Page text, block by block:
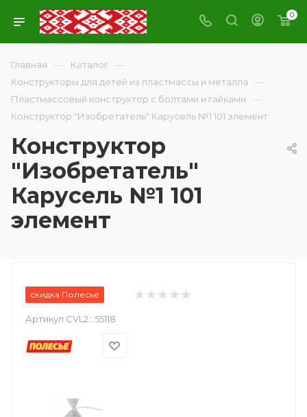
0
Главная — Каталог —
Конструкторы для детей из пластмассы и металла —
Пластмассовый конструктор с болтами и гайками —
Конструктор "Изобретатель" Карусель №1 101 элемент
Конструктор
"Изобретатель"
Карусель №1 101
элемент
скидка Полесье
Артикул CVL2:: 55118